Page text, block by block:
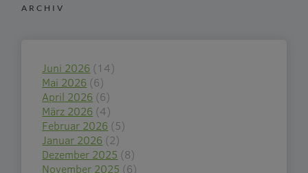
ARCHIV
Juni 2026 (14)
Mai 2026 (6)
April 2026 (6)
März 2026 (4)
Februar 2026 (5)
Januar 2026 (2)
Dezember 2025 (8)
November 2025 (6)